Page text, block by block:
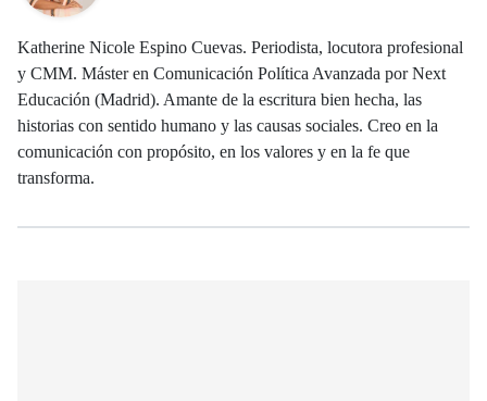
Katherine Nicole Espino Cuevas. Periodista, locutora profesional
y CMM. Máster en Comunicación Política Avanzada por Next
Educación (Madrid). Amante de la escritura bien hecha, las
historias con sentido humano y las causas sociales. Creo en la
comunicación con propósito, en los valores y en la fe que
transforma.